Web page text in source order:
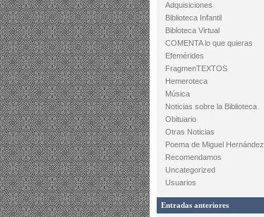
Adquisiciones
Biblioteca Infantil
Bibloteca Virtual
COMENTA lo que quieras
Efemérides
FragmenTEXTOS
Hemeroteca
Música
Noticias sobre la Biblioteca
Obituario
Otras Noticias
Poema de Miguel Hernández
Recomendamos
Uncategorized
Usuarios
Entradas anteriores